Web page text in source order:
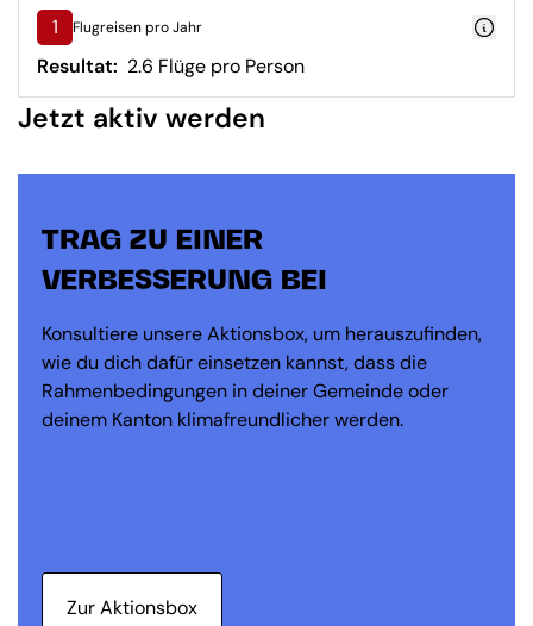
1 Flugreisen pro Jahr
Resultat: 2.6 Flüge pro Person
Jetzt aktiv werden
TRAG ZU EINER
VERBESSERUNG BEI
Konsultiere unsere Aktionsbox, um herauszufinden,
wie du dich dafür einsetzen kannst, dass die
Rahmenbedingungen in deiner Gemeinde oder
deinem Kanton klimafreundlicher werden.
Zur Aktionsbox